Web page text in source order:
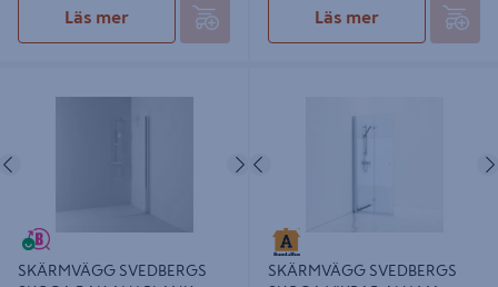
Läs mer Läs mer
RAK ALU BLANK FROST INTHT
Nästa
SKÄRMVÄGG SVEDBERGS
76,3X3X198CM
SKÄRMVÄGG SVEDBERGS